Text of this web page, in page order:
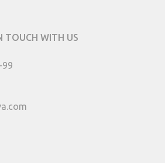
TOUCH WITH US
99